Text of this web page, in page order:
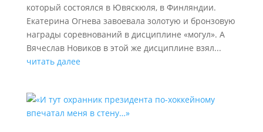
который состоялся в Ювяскюля, в Финляндии.
Екатерина Огнева завоевала золотую и бронзовую
награды соревнований в дисциплине «могул». А
Вячеслав Новиков в этой же дисциплине взял...
читать далее